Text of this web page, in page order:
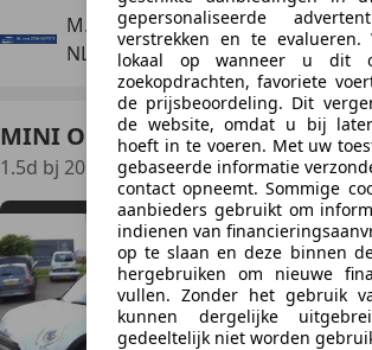
M. van Zon Auto's
NL-5324 JX AMMERZODEN
MINI One D
1.5d bj 2015 96388 km nap boekjes
€
gepersonaliseerde
verstrekken en te
lokaal op wanneer u dit
zoekopdrachten, favoriete
de prijsbeoordeling. Dit
de website, omdat u bij
hoeft in te voeren. Met uw
gebaseerde informatie
contact opneemt. Sommige
aanbieders gebruikt om
indienen van
op te slaan en deze binnen
hergebruiken om nieuwe
vullen. Zonder het gebruik
kunnen dergelijke
gedeeltelijk niet worden